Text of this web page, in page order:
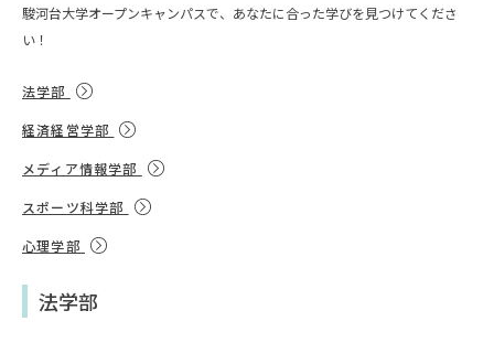
駿河台大学オープンキャンパスで、あなたに合った学びを見つけてくださ
い！
法学部
経済経営学部
メディア情報学部
スポーツ科学部
心理学部
法学部